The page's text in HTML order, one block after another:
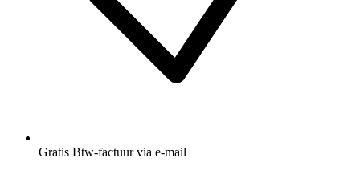
Gratis Btw-factuur via e-mail